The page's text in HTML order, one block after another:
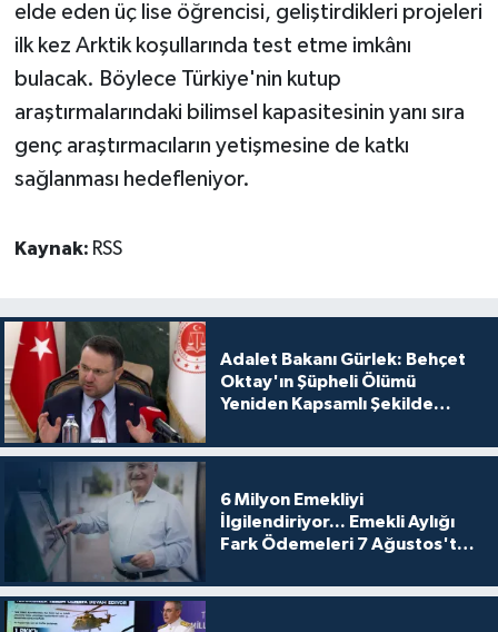
elde eden üç lise öğrencisi, geliştirdikleri projeleri
ilk kez Arktik koşullarında test etme imkânı
bulacak. Böylece Türkiye'nin kutup
araştırmalarındaki bilimsel kapasitesinin yanı sıra
genç araştırmacıların yetişmesine de katkı
sağlanması hedefleniyor.
Kaynak: RSS
Adalet Bakanı Gürlek: Behçet
Oktay'ın Şüpheli Ölümü
Yeniden Kapsamlı Şekilde
6 Milyon Emekliyi
İlgilendiriyor... Emekli Aylığı
Fark Ödemeleri 7 Ağustos'ta